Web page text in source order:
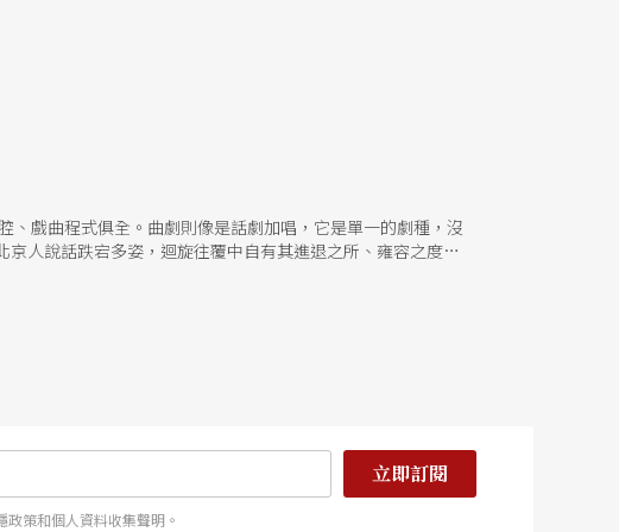
戲曲程式俱全。曲劇則像是話劇加唱，它是單一的劇種，沒
人說話跌宕多姿，迴旋往覆中自有其進退之所、雍容之度，
》豐富？這或許是我們可以討論的議題。就藝術文化資產的
曲的抒情功能勢必要做調整，無論劇的作曲、導演任何一環
懷舊或學習語言的立場，滿深入人心的。多年以前，老舍寫
話，老舍的東西之所以那樣受歡迎，便因深入生活，讓人一
髓仍有障礙。第四點，在劇情方面：《楊乃武與小白菜》可
立即訂閱
策和個人資料收集聲明。